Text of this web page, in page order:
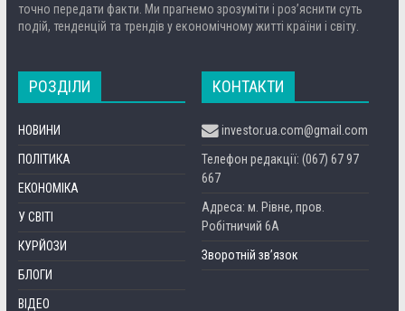
точно передати факти. Ми прагнемо зрозуміти і роз’яснити суть
подій, тенденцій та трендів у економічному житті країни і світу.
РОЗДІЛИ
НОВИНИ
ПОЛІТИКА
ЕКОНОМІКА
У СВІТІ
КУРЙОЗИ
БЛОГИ
ВІДЕО
КОНТАКТИ
investor.ua.com@gmail.com
Телефон редакції: (067) 67 97
667
Адреса: м. Рівне, пров.
Робітничий 6А
Зворотній зв’язок